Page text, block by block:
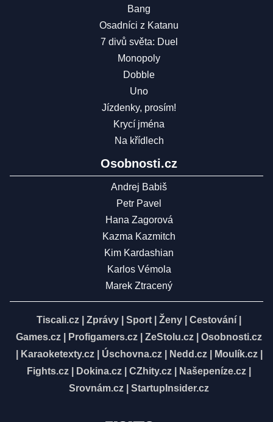
Bang
Osadníci z Katanu
7 divů světa: Duel
Monopoly
Dobble
Uno
Jízdenky, prosím!
Krycí jména
Na křídlech
Osobnosti.cz
Andrej Babiš
Petr Pavel
Hana Zagorová
Kazma Kazmitch
Kim Kardashian
Karlos Vémola
Marek Ztracený
Tiscali.cz Zprávy Sport Ženy Cestování
Games.cz
Profigamers.cz ZeStolu.cz
Osobnosti.cz
Karaoketexty.cz| Úschovna.cz| Nedd.cz| Moulík.cz|
Fights.cz
Dokina.cz CZhity.cz Našepeníze.cz
Srovnám.cz
StartupInsider.cz